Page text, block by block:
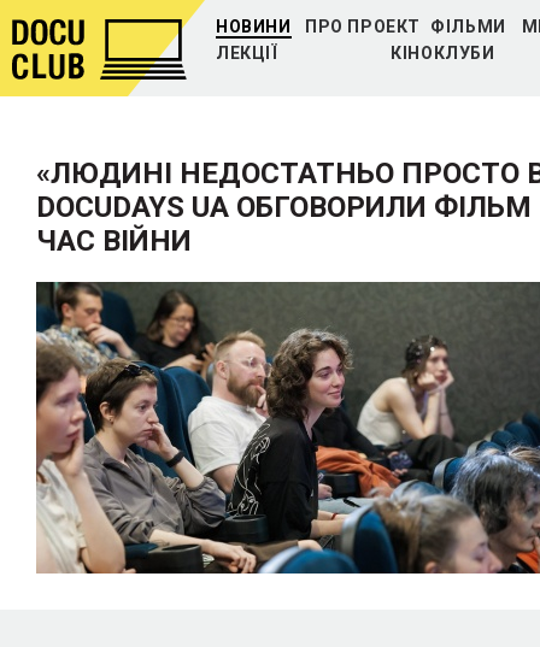
НОВИНИ ПРО ПРОЕКТ ФІЛЬМИ
ЛЕКЦІЇ
КІНОКЛУБИ
«ЛЮДИНІ НЕДОСТАТНЬО ПРОСТО
DOCUDAYS UA ОБГОВОРИЛИ
ЧАС ВІЙНИ